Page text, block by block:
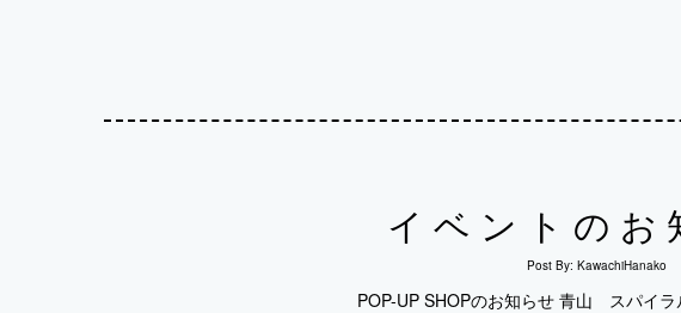
イベントのお
Post By: KawachiHanako
POP-UP SHOPのお知らせ 青山 スパイ